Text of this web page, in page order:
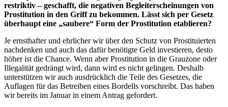
restriktiv – geschafft, die negativen Begleiterscheinungen von
Prostitution in den Griff zu bekommen. Lässt sich per Gesetz
überhaupt eine „saubere“ Form der Prostitution etablieren?
Je ernsthafter und ehrlicher wir über den Schutz von Prostituierten
nachdenken und auch das dafür benötigte Geld investieren, desto
höher ist die Chance. Wenn aber Prostitution in die Grauzone oder
Illegalität gedrängt wird, dann wird es nicht gelingen. Deshalb
unterstützen wir auch ausdrücklich die Teile des Gesetzes, die
Auflagen für das Betreiben eines Bordells vorschreibt. Das haben
wir bereits im Januar in einem Antrag gefordert.